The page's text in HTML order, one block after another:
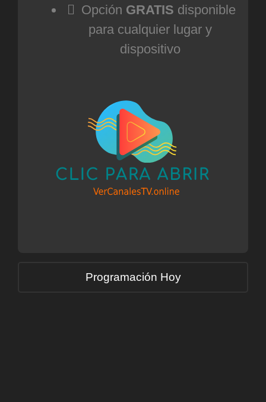
Opción GRATIS disponible
para cualquier lugar y
dispositivo
Programación Hoy